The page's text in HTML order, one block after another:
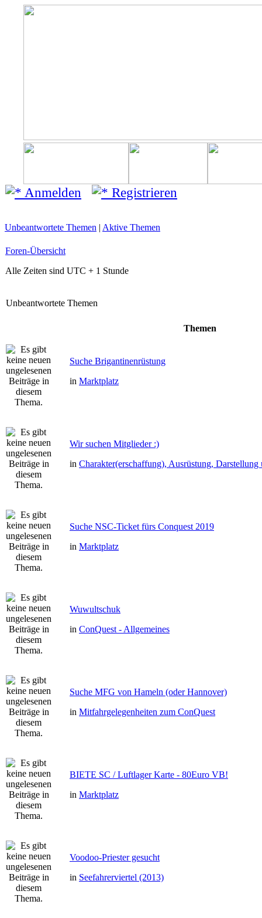
Anmelden Registrieren
Unbeantwortete Themen | Aktive Themen
Foren-Übersicht
Alle Zeiten sind UTC + 1 Stunde
Unbeantwortete Themen
Themen
Suche Brigantinenrüstung
in Marktplatz
Wir suchen Mitglieder :)
in Charakter(erschaffung), Ausrüstung,
Suche NSC-Ticket fürs Conquest 2019
in Marktplatz
Wuwultschuk
in ConQuest - Allgemeines
Suche MFG von Hameln (oder Hannover)
in Mitfahrgelegenheiten zum ConQuest
BIETE SC / Luftlager Karte - 80Euro VB!
in Marktplatz
Voodoo-Priester gesucht
in Seefahrerviertel (2013)